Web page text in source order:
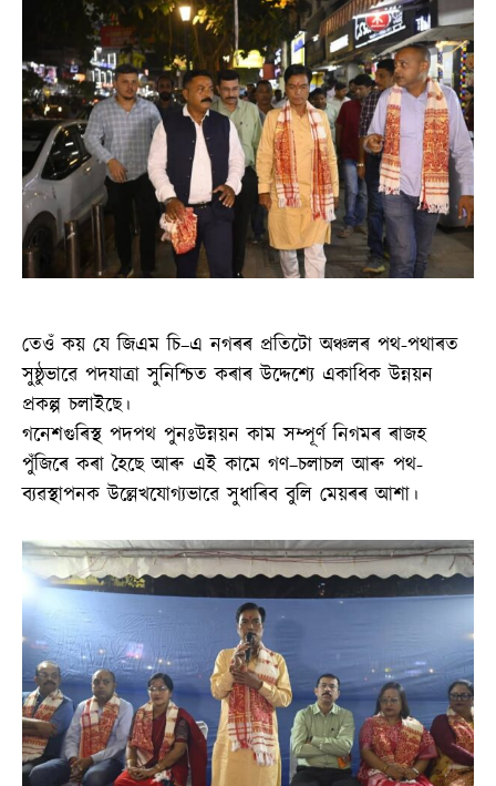
তেওঁ কয় যে জিএম চি–এ নগৰৰ প্ৰতিটো অঞ্চলৰ পথ-পথাৰত
সুষ্ঠুভাৱে পদযাত্ৰা সুনিশ্চিত কৰাৰ উদ্দেশ্যে একাধিক উন্নয়ন
প্ৰকল্প চলাইছে।
গনেশগুৰিস্থ পদপথ পুনঃউন্নয়ন কাম সম্পূৰ্ণ নিগমৰ ৰাজহ
পুঁজিৰে কৰা হৈছে আৰু এই কামে গণ–চলাচল আৰু পথ-
ব্যৱস্থাপনক উল্লেখযোগ্যভাৱে সুধাৰিব বুলি মেয়ৰৰ আশা।